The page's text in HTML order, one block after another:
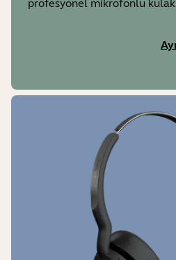
profesyonel mikrofonlu